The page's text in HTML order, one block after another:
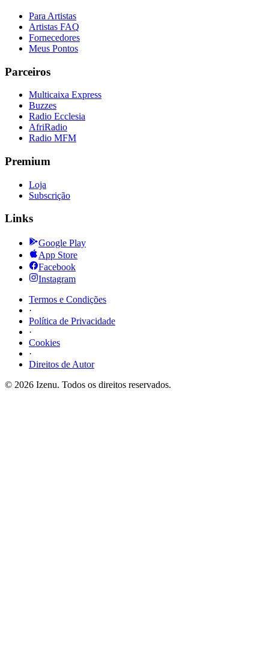
Para Artistas
Artistas FAQ
Fornecedores
Meus Pontos
Parceiros
Multicaixa Express
Buzzes
Radio Ecclesia
AfriRadio
Radio MFM
Premium
Loja
Subscrição
Links
Google Play
App Store
Facebook
Instagram
Termos e Condições
·
Política de Privacidade
·
Cookies
·
Direitos de Autor
© 2026 Izenu. Todos os direitos reservados.